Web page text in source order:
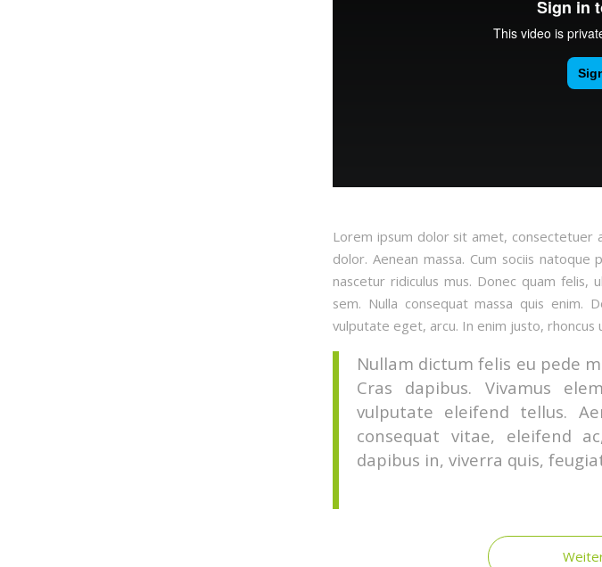
Lorem ipsum dolor sit amet, consectetuer
dolor. Aenean massa. Cum sociis
nascetur ridiculus mus. Donec quam felis,
sem. Nulla consequat massa quis enim.
vulputate eget, arcu. In enim justo,
Nullam dictum felis eu pede
Cras dapibus. Vivamus
vulputate eleifend tellus.
consequat vitae, eleifend
dapibus in, viverra quis,